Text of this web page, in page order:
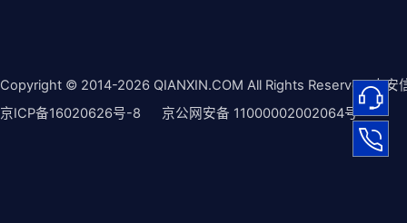
Copyright © 2014-2026 QIANXIN.COM All Rights Reserved 奇安
京ICP备16020626号-8
京公网安备 11000002002064号